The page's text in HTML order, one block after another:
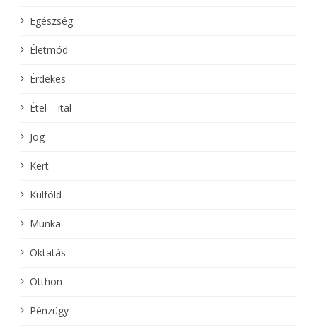
Egészség
Életmód
Érdekes
Étel – ital
Jog
Kert
Külföld
Munka
Oktatás
Otthon
Pénzügy